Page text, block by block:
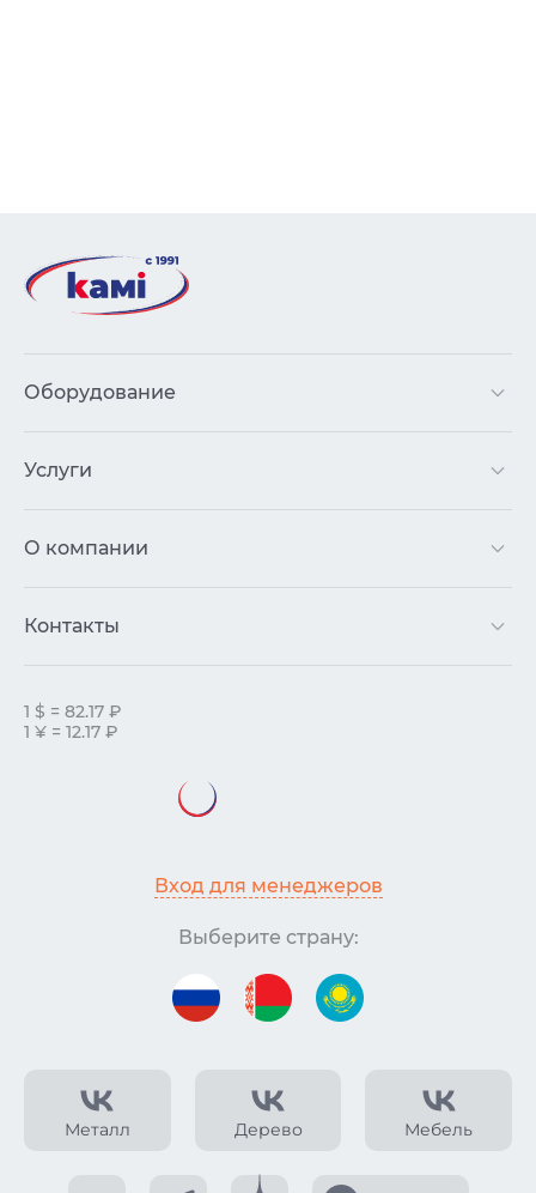
Металл Дерево Мебель
Оборудование
Услуги
О компании
Контакты
1 $ = 82.17 ₽
1 ¥ = 12.17 ₽
Вход для менеджеров
Выберите страну: